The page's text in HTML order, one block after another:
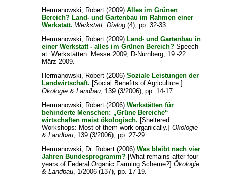
Hermanowski, Robert (2009)Alles im Grünen
Bereich? Land- und Gartenbau im Rahmen einer
Werkstatt. Werkstatt: Dialog (4), pp. 32-33.
Hermanowski, Robert (2009)Land- und Gartenbau in
einer Werkstatt - alles im Grünen Bereich? Speech
at: Werkstätten: Messe 2009, D-Nürnberg, 19.-22.
März 2009.
Hermanowski, Robert (2006)Soziale Leistungen der
Landwirtschaft. [Social Benefits of Agriculture.]
Ökologie & Landbau , 139 (3/2006), pp. 14-17.
Hermanowski, Robert (2006)Werkstätten für
behinderte Menschen: „Grüne Bereiche“
wirtschaften meist ökologisch. [Sheltered
Workshops: Most of them work organically.]Ökologie
& Landbau , 139 (3/2006), pp. 27-29.
Hermanowski, Dr. Robert (2006)Was bleibt nach vier
Jahren Bundesprogramm? [What remains after four
years of Federal Organic Farming Scheme?]Ökologie
& Landbau , 1/2006 (137), pp. 17-19.